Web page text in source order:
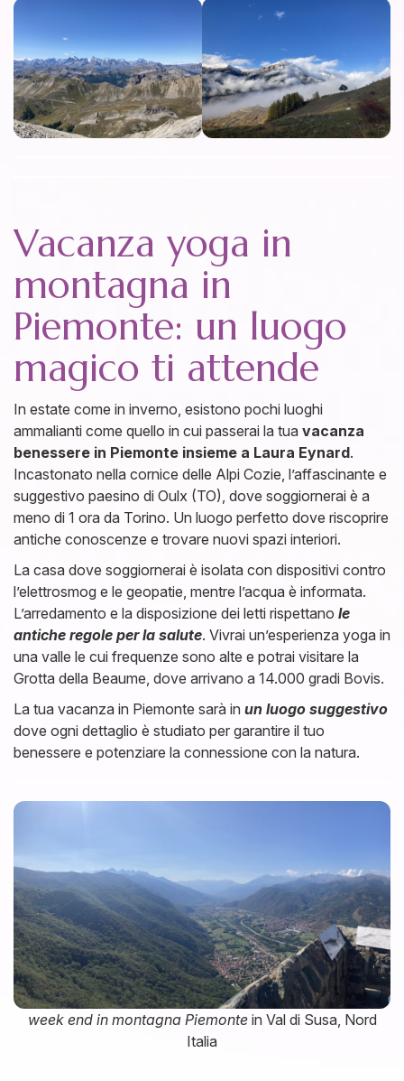
Vacanza yoga in
montagna in
Piemonte: un luogo
magico ti attende
In estate come in inverno, esistono pochi luoghi
ammalianti come quello in cui passerai la tua vacanza
benessere in Piemonte insieme a Laura Eynard.
Incastonato nella cornice delle Alpi Cozie, l’affascinante e
suggestivo paesino di Oulx (TO), dove soggiornerai è a
meno di 1 ora da Torino. Un luogo perfetto dove riscoprire
antiche conoscenze e trovare nuovi spazi interiori.
La casa dove soggiornerai è isolata con dispositivi contro
l’elettrosmog e le geopatie, mentre l’acqua è informata.
L’arredamento e la disposizione dei letti rispettano le
antiche regole per la salute. Vivrai un’esperienza yoga in
una valle le cui frequenze sono alte e potrai visitare la
Grotta della Beaume, dove arrivano a 14.000 gradi Bovis.
La tua vacanza in Piemonte sarà in un luogo suggestivo
dove ogni dettaglio è studiato per garantire il tuo
benessere e potenziare la connessione con la natura.
week end in montagna Piemontein Val di Susa, Nord
Italia